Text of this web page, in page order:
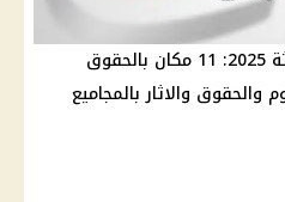
مؤشرات تنسيق المرحلة الثالثة 2025: 11 مكان بالحقوق
والحقوق والاثار بالمجاميع